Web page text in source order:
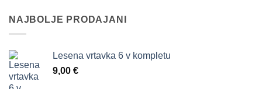
NAJBOLJE PRODAJANI
Lesena vrtavka 6 v kompletu
9,00 €